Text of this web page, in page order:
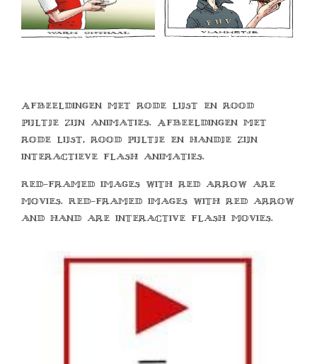
Afbeeldingen met rode lijst en rood
pijltje zijn animaties. Afbeeldingen met
rode lijst, rood pijltje en handje zijn
interactieve flash animaties.
Red-framed images with red arrow are
movies. Red-framed images with red arrow
and hand are interactive flash movies.